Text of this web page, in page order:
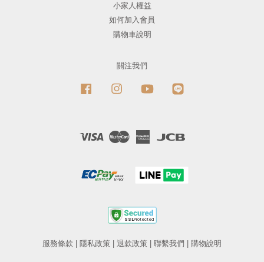
小家人權益
如何加入會員
購物車說明
關注我們
Facebook Instagram YouTube
Visa Master
American
服務條款 | 隱私政策 | 退款政策 | 聯繫我們 | 購物說明